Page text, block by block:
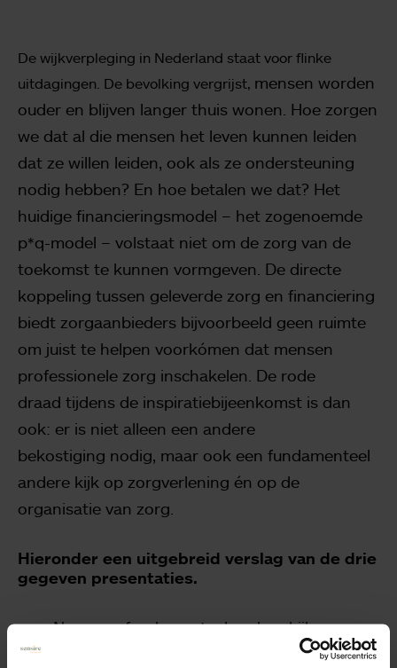
De wijkverpleging in Nederland staat voor flinke
uitdagingen. De bevolking vergrijst, mensen worden
ouder en blijven langer thuis wonen. Hoe zorgen
we dat al die mensen het leven kunnen leiden
dat ze willen leiden, ook als ze ondersteuning
nodig hebben? En hoe betalen we dat? Het
huidige financieringsmodel – het zogenoemde
p*q-model – volstaat niet om de zorg van de
toekomst te kunnen vormgeven. De directe
koppeling tussen geleverde zorg en financiering
biedt zorgaanbieders bijvoorbeeld geen ruimte
om juist te helpen voorkómen dat mensen
professionele zorg inschakelen. De rode
draad tijdens de inspiratiebijeenkomst is dan
ook: er is niet alleen een andere
bekostiging nodig, maar ook een fundamenteel
andere kijk op zorgverlening én op de
organisatie van zorg.
Hieronder een uitgebreid verslag van de drie
gegeven presentaties.
Naar een fundamenteel andere kijk op